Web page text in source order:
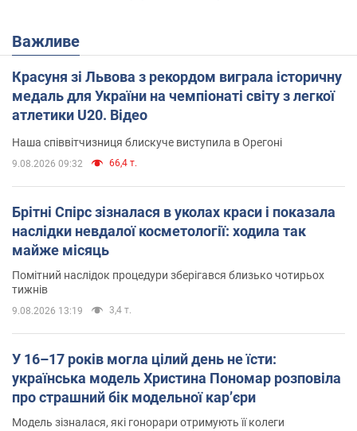
Важливе
Красуня зі Львова з рекордом виграла історичну
медаль для України на чемпіонаті світу з легкої
атлетики U20. Відео
Наша співвітчизниця блискуче виступила в Орегоні
9.08.2026 09:32 66,4 т.
Брітні Спірс зізналася в уколах краси і показала
наслідки невдалої косметології: ходила так
майже місяць
Помітний наслідок процедури зберігався близько чотирьох
тижнів
9.08.2026 13:19 3,4 т.
У 16–17 років могла цілий день не їсти:
українська модель Христина Пономар розповіла
про страшний бік модельної кар’єри
Модель зізналася, які гонорари отримують її колеги